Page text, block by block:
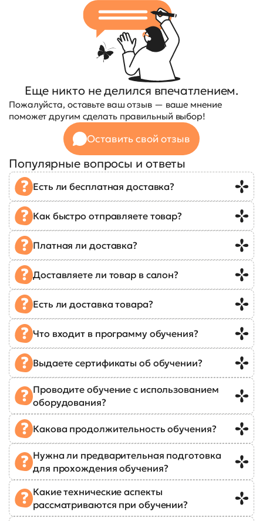
Еще никто не делился впечатлением.
Пожалуйста, оставьте ваш отзыв — ваше мнение
поможет другим сделать правильный выбор!
Оставить свой отзыв
Популярные вопросы и ответы
Есть ли бесплатная доставка?
Как быстро отправляете товар?
Платная ли доставка?
Доставляете ли товар в салон?
Есть ли доставка товара?
Что входит в программу обучения?
Выдаете сертификаты об обучении?
Проводите обучение с использованием
оборудования?
Какова продолжительность обучения?
Нужна ли предварительная подготовка
для прохождения обучения?
Какие технические аспекты
рассматриваются при обучении?